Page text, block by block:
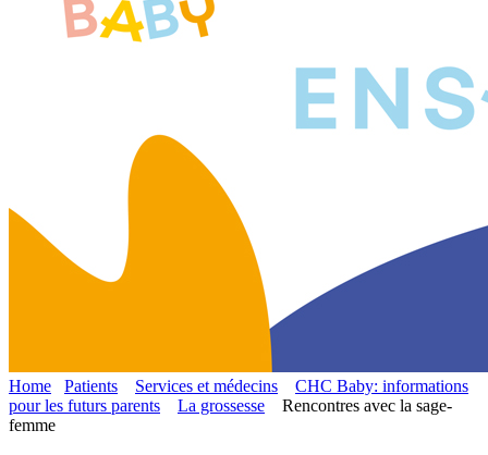
Home Patients Services et médecins
CHC Baby: informations
pour les futurs parents
La grossesse
Rencontres avec la sage-
femme